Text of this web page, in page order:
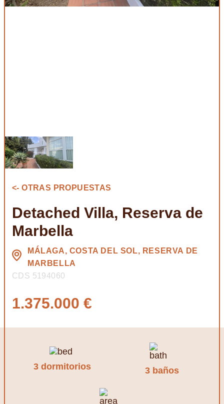
<- OTRAS PROPUESTAS
Detached Villa, Reserva de
Marbella
MÁLAGA, COSTA DEL SOL, RESERVA DE
MARBELLA
CDS 5194060
1.375.000 €
3 dormitorios 3 baños